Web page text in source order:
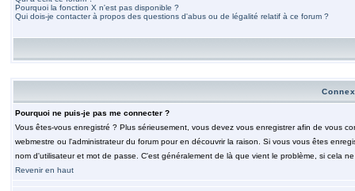
Pourquoi la fonction X n'est pas disponible ?
Qui dois-je contacter à propos des questions d'abus ou de légalité relatif à ce forum ?
Pourquoi ne puis-je pas me connecter ?
Vous êtes-vous enregistré ? Plus sérieusement, vous devez vous enregistrer afin de vous
webmestre ou l'administrateur du forum pour en découvrir la raison. Si vous vous êtes
nom d'utilisateur et mot de passe. C'est généralement de là que vient le problème, si cela
Revenir en haut